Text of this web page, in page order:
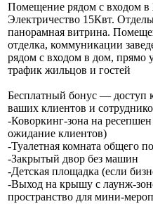
Помещение рядом с входом
Электричество 15Квт.
панорамная витрина.
отделка, коммуникации
рядом с входом в дом,
трафик жильцов и гостей
Бесплатный бонус — доступ
ваших клиентов и
-Коворкинг-зона на
ожидание клиентов)
-Туалетная комната общего
-Закрытый двор без машин
-Детская площадка (если
-Выход на крышу с лаунж-
пространство для мини-